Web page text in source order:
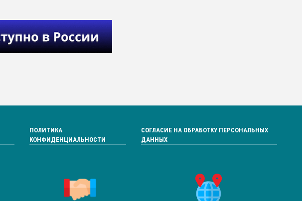
ПОЛИТИКА
КОНФИДЕНЦИАЛЬНОСТИ
СОГЛАСИЕ НА ОБРАБОТКУ ПЕРСОНАЛЬНЫХ
ДАННЫХ